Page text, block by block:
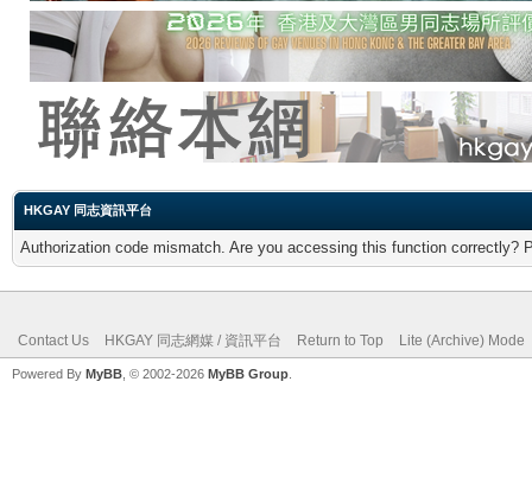
HKGAY 同志資訊平台
Authorization code mismatch. Are you accessing this function correctly?
Contact Us HKGAY 同志網媒 / 資訊平台 Return to Top Lite (Archive) Mode
Powered By MyBB , © 2002-2026 MyBB Group